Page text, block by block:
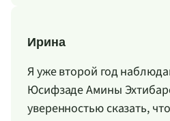
Ирина
Я уже второй год
Юсифзаде Амины
уверенностью сказать,